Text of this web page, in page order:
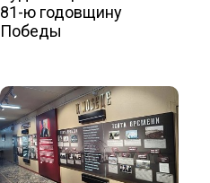
81-ю годовщину
Победы